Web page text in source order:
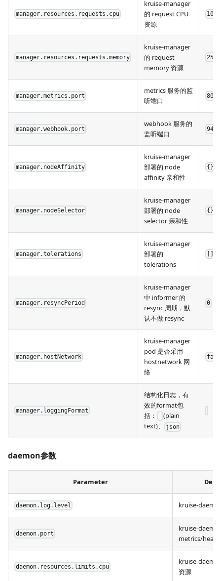
manager.resources.requests.cpu
kruise-manager
的 request CPU
资源
100m
manager.resources.requests.memory
kruise-manager
的 request
memory 资源
manager.metrics.port
metrics 服务的监
听端口
8080
manager.webhook.port
webhook 服务的
监听端口
9443
manager.nodeAffinity
kruise-manager
部署的 node
affinity 亲和性
{}
manager.nodeSelector
kruise-manager
部署的 node
selector 亲和性
{}
manager.tolerations
kruise-manager
部署的
tolerations
manager.resyncPeriod
kruise-manager
中 informer 的
resync 周期，默
认不做 resync
0
manager.hostNetwork
kruise-manager
pod 是否采用
hostnetwork 网
络
manager.loggingFormat
结构化日志，有
效的format包
括：
(plain
text)、
json
daemon参数
Parameter
daemon.log.level kruise-
daemon.port
kruise-
metrics/
daemon.resources.limits.cpu
kruise-
资源